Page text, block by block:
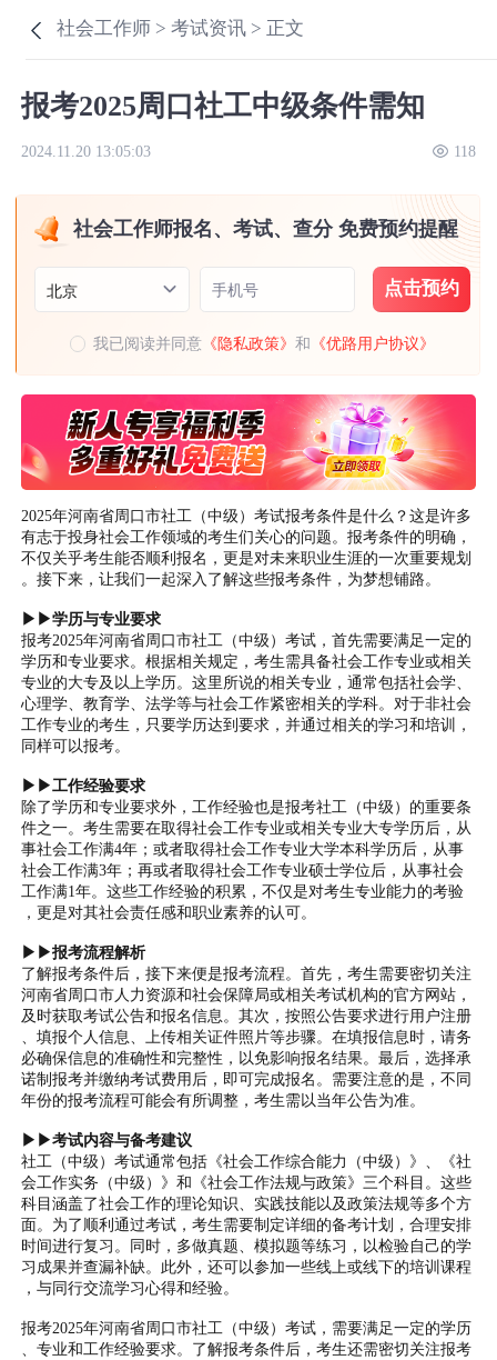
社会工作师 >考试资讯 > 正文
报考2025周口社工中级条件需知
2024.11.20 13:05:03 118
社会工作师报名、考试、查分 免费预约提醒
北京 手机号 点击预约
我已阅读并同意 《隐私政策》和 《优路用户协议》
2025年河南省周口市社工（中级）考试报考条件是什么？这是许多
有志于投身社会工作领域的考生们关心的问题。报考条件的明确，
不仅关乎考生能否顺利报名，更是对未来职业生涯的一次重要规划
。接下来，让我们一起深入了解这些报考条件，为梦想铺路。
▶▶学历与专业要求
报考2025年河南省周口市社工（中级）考试，首先需要满足一定的
学历和专业要求。根据相关规定，考生需具备社会工作专业或相关
专业的大专及以上学历。这里所说的相关专业，通常包括社会学、
心理学、教育学、法学等与社会工作紧密相关的学科。对于非社会
工作专业的考生，只要学历达到要求，并通过相关的学习和培训，
同样可以报考。
▶▶工作经验要求
除了学历和专业要求外，工作经验也是报考社工（中级）的重要条
件之一。考生需要在取得社会工作专业或相关专业大专学历后，从
事社会工作满4年；或者取得社会工作专业大学本科学历后，从事
社会工作满3年；再或者取得社会工作专业硕士学位后，从事社会
工作满1年。这些工作经验的积累，不仅是对考生专业能力的考验
，更是对其社会责任感和职业素养的认可。
▶▶报考流程解析
了解报考条件后，接下来便是报考流程。首先，考生需要密切关注
河南省周口市人力资源和社会保障局或相关考试机构的官方网站，
及时获取考试公告和报名信息。其次，按照公告要求进行用户注册
、填报个人信息、上传相关证件照片等步骤。在填报信息时，请务
必确保信息的准确性和完整性，以免影响报名结果。最后，选择承
诺制报考并缴纳考试费用后，即可完成报名。需要注意的是，不同
年份的报考流程可能会有所调整，考生需以当年公告为准。
▶▶考试内容与备考建议
社工（中级）考试通常包括《社会工作综合能力（中级）》、《社
会工作实务（中级）》和《社会工作法规与政策》三个科目。这些
科目涵盖了社会工作的理论知识、实践技能以及政策法规等多个方
面。为了顺利通过考试，考生需要制定详细的备考计划，合理安排
时间进行复习。同时，多做真题、模拟题等练习，以检验自己的学
习成果并查漏补缺。此外，还可以参加一些线上或线下的培训课程
，与同行交流学习心得和经验。
报考2025年河南省周口市社工（中级）考试，需要满足一定的学历
、专业和工作经验要求。了解报考条件后，考生还需密切关注报考